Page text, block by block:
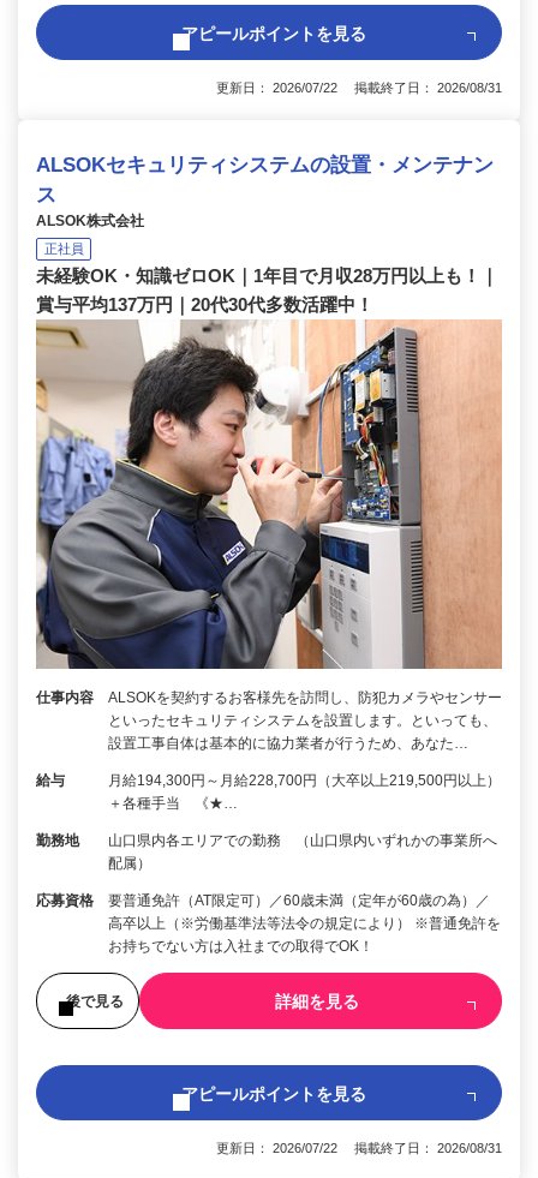
アピールポイントを見る
更新日： 2026/07/22 掲載終了日： 2026/08/31
ALSOKセキュリティシステムの設置・メンテナン
ス
ALSOK株式会社
正社員
未経験OK・知識ゼロOK｜1年目で月収28万円以上も！｜
賞与平均137万円｜20代30代多数活躍中！
仕事内容
ALSOKを契約するお客様先を訪問し、防犯カメラやセンサー
といったセキュリティシステムを設置します。といっても、
設置工事自体は基本的に協力業者が行うため、あなた…
給与
月給194,300円～月給228,700円（大卒以上219,500円以上）
＋各種手当 《★…
勤務地
山口県内各エリアでの勤務 （山口県内いずれかの事業所へ
配属）
応募資格
要普通免許（AT限定可）／60歳未満（定年が60歳の為）／
高卒以上（※労働基準法等法令の規定により） ※普通免許を
お持ちでない方は入社までの取得でOK！
後で見る 詳細を見る
アピールポイントを見る
更新日： 2026/07/22 掲載終了日： 2026/08/31